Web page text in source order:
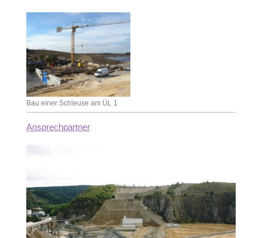
Bau einer Schleuse am ÜL 1
Ansprechpartner